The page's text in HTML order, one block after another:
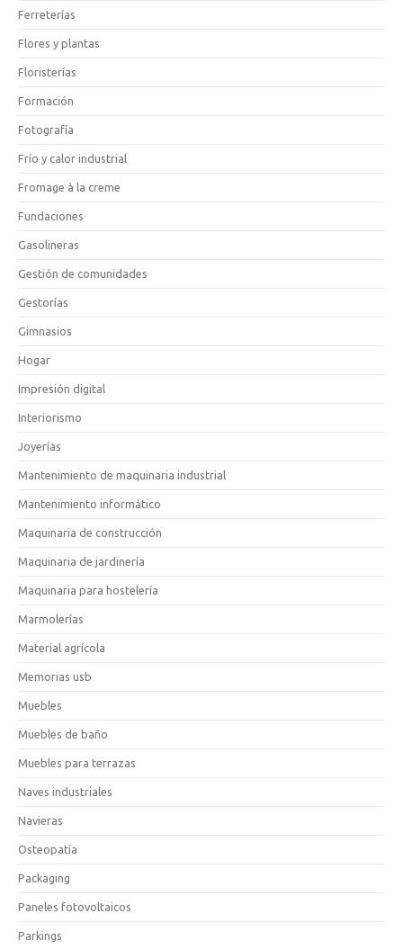
Ferreterías
Flores y plantas
Floristerías
Formación
Fotografía
Frío y calor industrial
Fromage à la creme
Fundaciones
Gasolineras
Gestión de comunidades
Gestorías
Gimnasios
Hogar
Impresión digital
Interiorismo
Joyerías
Mantenimiento de maquinaria industrial
Mantenimiento informático
Maquinaria de construcción
Maquinaria de jardinería
Maquinaria para hostelería
Marmolerías
Material agrícola
Memorias usb
Muebles
Muebles de baño
Muebles para terrazas
Naves industriales
Navieras
Osteopatía
Packaging
Paneles fotovoltaicos
Parkings